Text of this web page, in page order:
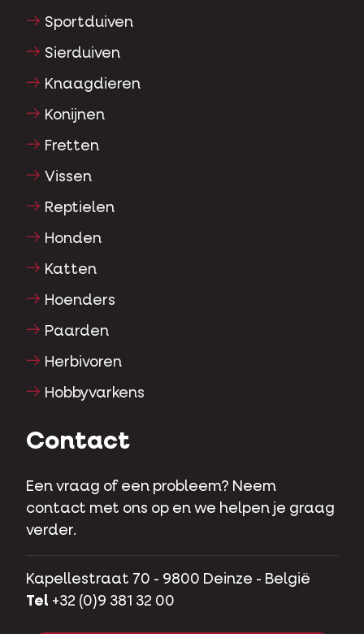
Sportduiven
Sierduiven
Knaagdieren
Konijnen
Fretten
Vissen
Reptielen
Honden
Katten
Hoenders
Paarden
Herbivoren
Hobbyvarkens
Contact
Een vraag of een probleem? Neem
contact met ons op en we helpen je graag
verder.
Kapellestraat 70 - 9800 Deinze - België
Tel +32 (0)9 381 32 00